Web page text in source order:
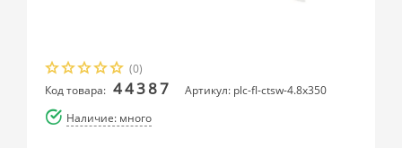
(0)
Код товара: 44387
Артикул: plc-fl-ctsw-4.8x350
Наличие: много